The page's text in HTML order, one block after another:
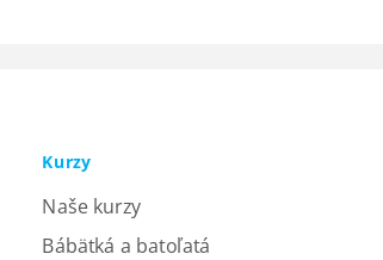
Kurzy
Naše kurzy
Bábätká a batoľatá